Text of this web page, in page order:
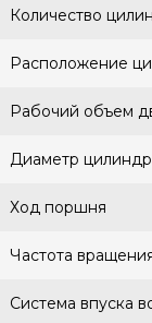
Количество
Расположение
Рабочий объем
Диаметр
Ход поршня
Частота
Система впуска